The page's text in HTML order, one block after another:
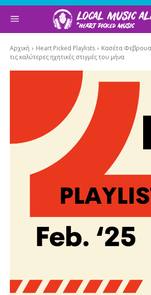
Αρχική Heart Picked Playlists
Κασέτα
τις καλύτερες ηχητικές στιγμές του μήνα